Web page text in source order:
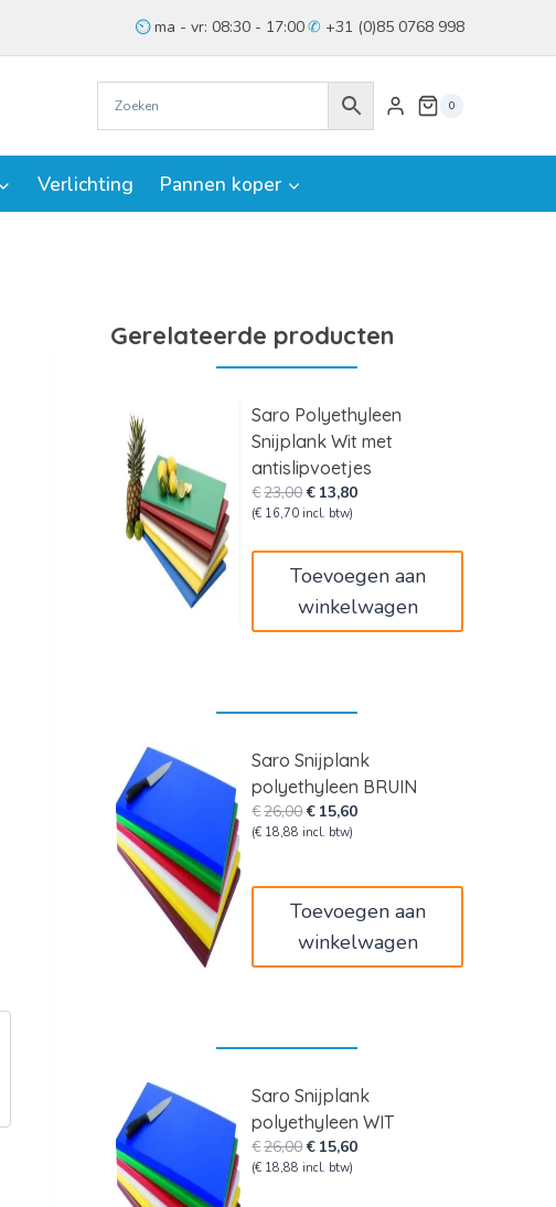
ma - vr: 08:30 - 17:00 +31 (0)85 0768 998
0
Verlichting Pannen koper
Gerelateerde producten
Saro Polyethyleen
Snijplank Wit met
antislipvoetjes
€23,00Oorspronkelijke
prijs
€ 13,80Huidige
(€ 16,70 incl. btw)
Toevoegen aan
winkelwagen
Saro Snijplank
polyethyleen BRUIN
€26,00Oorspronkelijke
prijs
€ 15,60Huidige
(€ 18,88 incl. btw)
Toevoegen aan
winkelwagen
Saro Snijplank
polyethyleen WIT
€26,00Oorspronkelijke
prijs
€ 15,60Huidige
(€ 18,88 incl. btw)